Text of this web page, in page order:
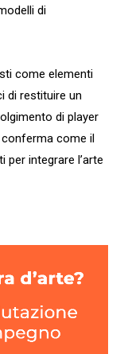
di
come elementi
di restituire un
di player
conferma come il
integrare l’arte